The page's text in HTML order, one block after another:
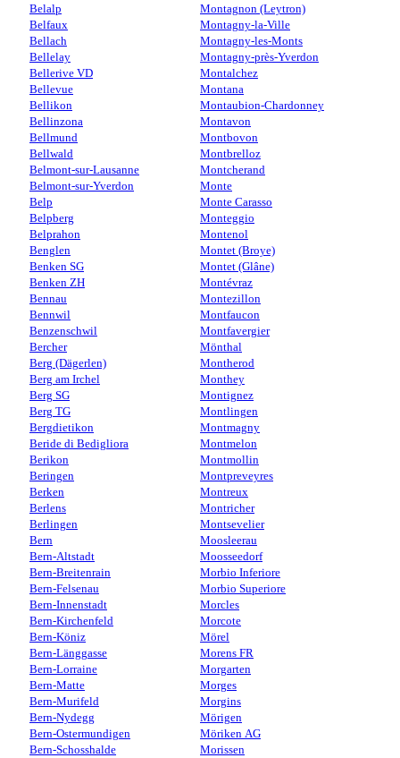
Belalp
Belfaux
Bellach
Bellelay
Bellerive VD
Bellevue
Bellikon
Bellinzona
Bellmund
Bellwald
Belmont-sur-Lausanne
Belmont-sur-Yverdon
Belp
Belpberg
Belprahon
Benglen
Benken SG
Benken ZH
Bennau
Bennwil
Benzenschwil
Bercher
Berg (Dägerlen)
Berg am Irchel
Berg SG
Berg TG
Bergdietikon
Beride di Bedigliora
Berikon
Beringen
Berken
Berlens
Berlingen
Bern
Bern-Altstadt
Bern-Breitenrain
Bern-Felsenau
Bern-Innenstadt
Bern-Kirchenfeld
Bern-Köniz
Bern-Länggasse
Bern-Lorraine
Bern-Matte
Bern-Murifeld
Bern-Nydegg
Bern-Ostermundigen
Bern-Schosshalde
Montagnon (Leytron)
Montagny-la-Ville
Montagny-les-Monts
Montagny-près-Yverdon
Montalchez
Montana
Montaubion-Chardonney
Montavon
Montbovon
Montbrelloz
Montcherand
Monte
Monte Carasso
Monteggio
Montenol
Montet (Broye)
Montet (Glâne)
Montévraz
Montezillon
Montfaucon
Montfavergier
Mönthal
Montherod
Monthey
Montignez
Montlingen
Montmagny
Montmelon
Montmollin
Montpreveyres
Montreux
Montricher
Montsevelier
Moosleerau
Moosseedorf
Morbio Inferiore
Morbio Superiore
Morcles
Morcote
Mörel
Morens FR
Morgarten
Morges
Morgins
Mörigen
Möriken AG
Morissen